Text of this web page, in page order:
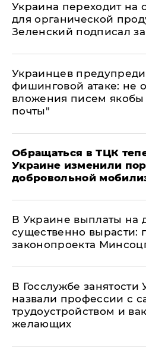
Украина переходит на
для органической
Зеленский подписал
Украинцев
фишинговой атаке: не
вложения писем якобы
почты"
Обращаться в ТЦК
Украине изменили
добровольной
В Украине выплаты на
существенно вырасти:
законопроекта
В Госслужбе занятости
назвали профессии с
трудоустройством и
желающих